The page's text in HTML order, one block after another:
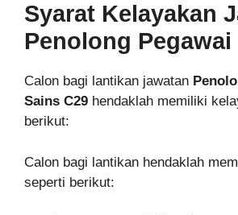
Syarat Kelayakan
Penolong Pegawai
Calon bagi lantikan jawatan
Sains C29 hendaklah memiliki
berikut:
Calon bagi lantikan hendaklah
seperti berikut: